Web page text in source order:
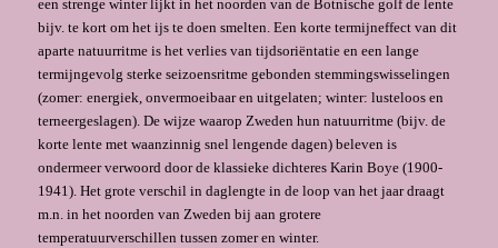
een strenge winter lijkt in het noorden van de Botnische golf de lente
bijv. te kort om het ijs te doen smelten. Een korte termijneffect van dit
aparte natuurritme is het verlies van tijdsoriëntatie en een lange
termijngevolg sterke sei­zoensritme gebonden stemmingswisselingen
(zomer: energiek, onvermoeibaar en uit­gelaten; winter: lusteloos en
terneergeslagen). De wijze waarop Zweden hun natuur­ritme (bijv. de
korte lente met waanzinnig snel lengende dagen) beleven is
ondermeer verwoord door de klassieke dichteres Karin Boye (1900-
1941). Het grote verschil in daglengte in de loop van het jaar draagt
m.n. in het noorden van Zweden bij aan grotere
temperatuurverschillen tussen zomer en winter.